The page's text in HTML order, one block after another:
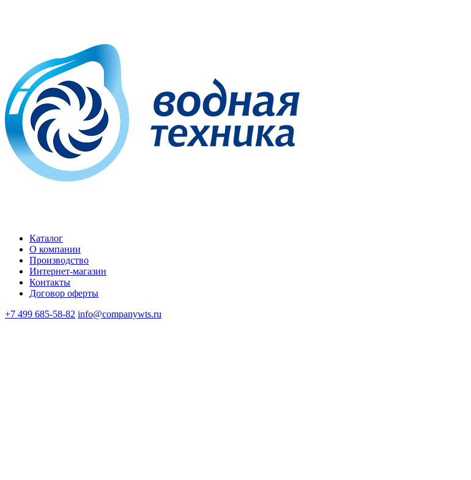
Каталог
О компании
Производство
Интернет-магазин
Контакты
Договор оферты
+7 499 685-58-82 info@companywts.ru